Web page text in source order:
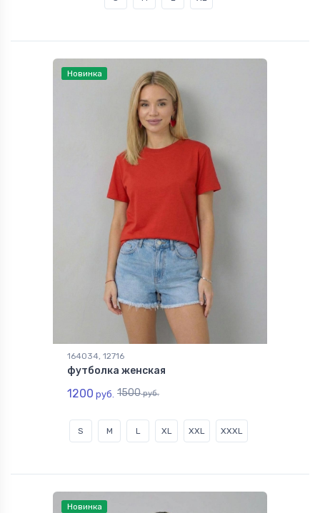
Новинка
164034, 12716
футболка женская
1200 руб. 1500руб.
S M L XL XXL XXXL
Новинка